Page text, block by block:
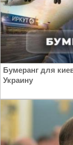
Бумеранг для
Украину